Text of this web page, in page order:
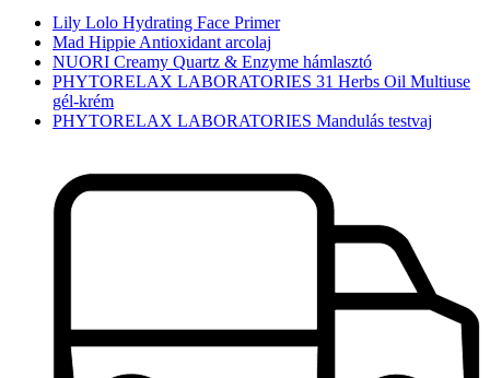
Lily Lolo Hydrating Face Primer
Mad Hippie Antioxidant arcolaj
NUORI Creamy Quartz & Enzyme hámlasztó
PHYTORELAX LABORATORIES 31 Herbs Oil Multiuse
gél-krém
PHYTORELAX LABORATORIES Mandulás testvaj